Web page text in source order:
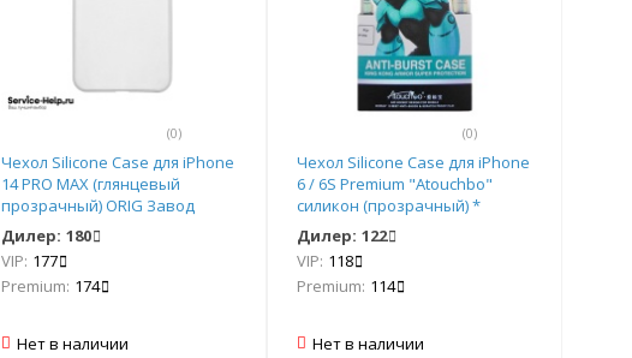
(0)
Чехол Silicone Case для iPhone
14 PRO MAX (глянцевый
прозрачный) ORIG Завод
Дилер: 180
VIP: 177
Premium: 174
Нет в наличии
(0)
Чехол Silicone Case для iPhone
6 / 6S Premium "Atouchbo"
силикон (прозрачный) *
Дилер: 122
VIP: 118
Premium: 114
Нет в наличии